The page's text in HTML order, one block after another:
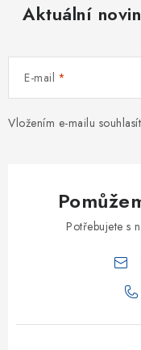
Aktuální
E-mail
Vložením e-mailu
Potřebujete s